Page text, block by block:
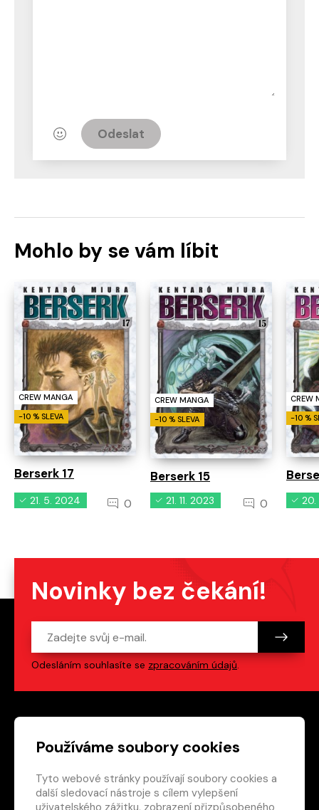
Používáme soubory cookies
Tyto webové stránky používají soubory cookies a
další sledovací nástroje s cílem vylepšení
uživatelského zážitku, zobrazení přizpůsobeného
Odeslat
Mohlo by se vám líbit
CREW MANGA
-10 % SLEVA
Berserk 17
21. 5. 2024 0
CREW MANGA
-10 % SLEVA
Berserk 15
21. 11. 2023 0
CREW
-10 %
Novinky bez čekání!
Odesláním souhlasíte se zpracováním údajů.
Patička webu Odkazy na sociální
Vedlejší navigace
redakce@crew.cz